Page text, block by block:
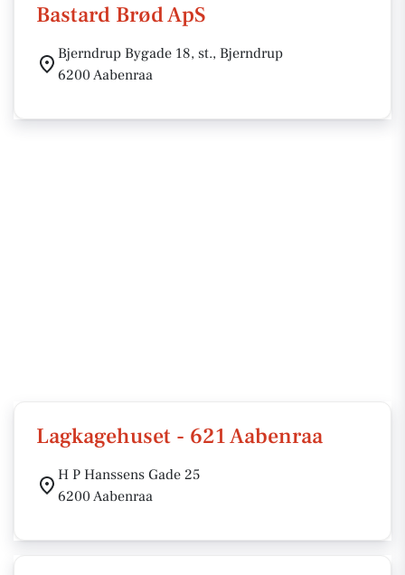
Bastard Brød ApS
Bjerndrup Bygade 18, st., Bjerndrup
6200 Aabenraa
Lagkagehuset - 621 Aabenraa
H P Hanssens Gade 25
6200 Aabenraa